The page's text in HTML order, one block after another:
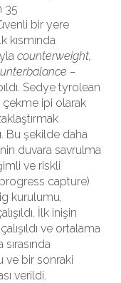
35
bir yere
kısmında
counterweight,
–
Sedye tyrolean
çekme ipi olarak
Bu şekilde daha
duvara savrulma
ve riskli
capture)
kurulumu,
İlk inişin
ve ortalama
ve bir sonraki
verildi.